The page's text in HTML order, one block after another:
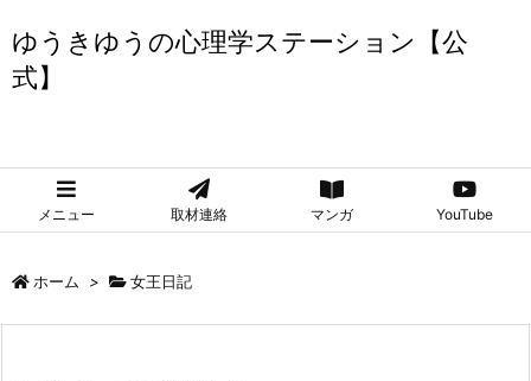
ゆうきゆうの心理学ステーション【公
式】
メニュー 取材連絡 マンガ YouTube
ホーム > 女王日記